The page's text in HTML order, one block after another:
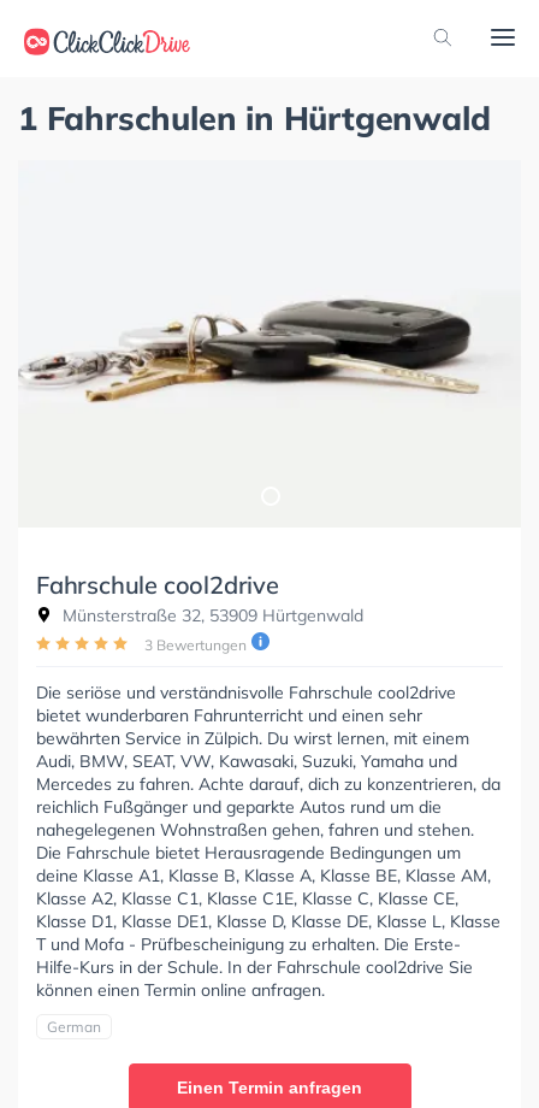
1 Fahrschulen in Hürtgenwald
Fahrschule cool2drive
Münsterstraße 32, 53909 Hürtgenwald
3 Bewertungen
Die seriöse und verständnisvolle Fahrschule cool2drive
bietet wunderbaren Fahrunterricht und einen sehr
bewährten Service in Zülpich. Du wirst lernen, mit einem
Audi, BMW, SEAT, VW, Kawasaki, Suzuki, Yamaha und
Mercedes zu fahren. Achte darauf, dich zu konzentrieren, da
reichlich Fußgänger und geparkte Autos rund um die
nahegelegenen Wohnstraßen gehen, fahren und stehen.
Die Fahrschule bietet Herausragende Bedingungen um
deine Klasse A1, Klasse B, Klasse A, Klasse BE, Klasse AM,
Klasse A2, Klasse C1, Klasse C1E, Klasse C, Klasse CE,
Klasse D1, Klasse DE1, Klasse D, Klasse DE, Klasse L, Klasse
T und Mofa - Prüfbescheinigung zu erhalten. Die Erste-
Hilfe-Kurs in der Schule. In der Fahrschule cool2drive Sie
können einen Termin online anfragen.
German
Einen Termin anfragen